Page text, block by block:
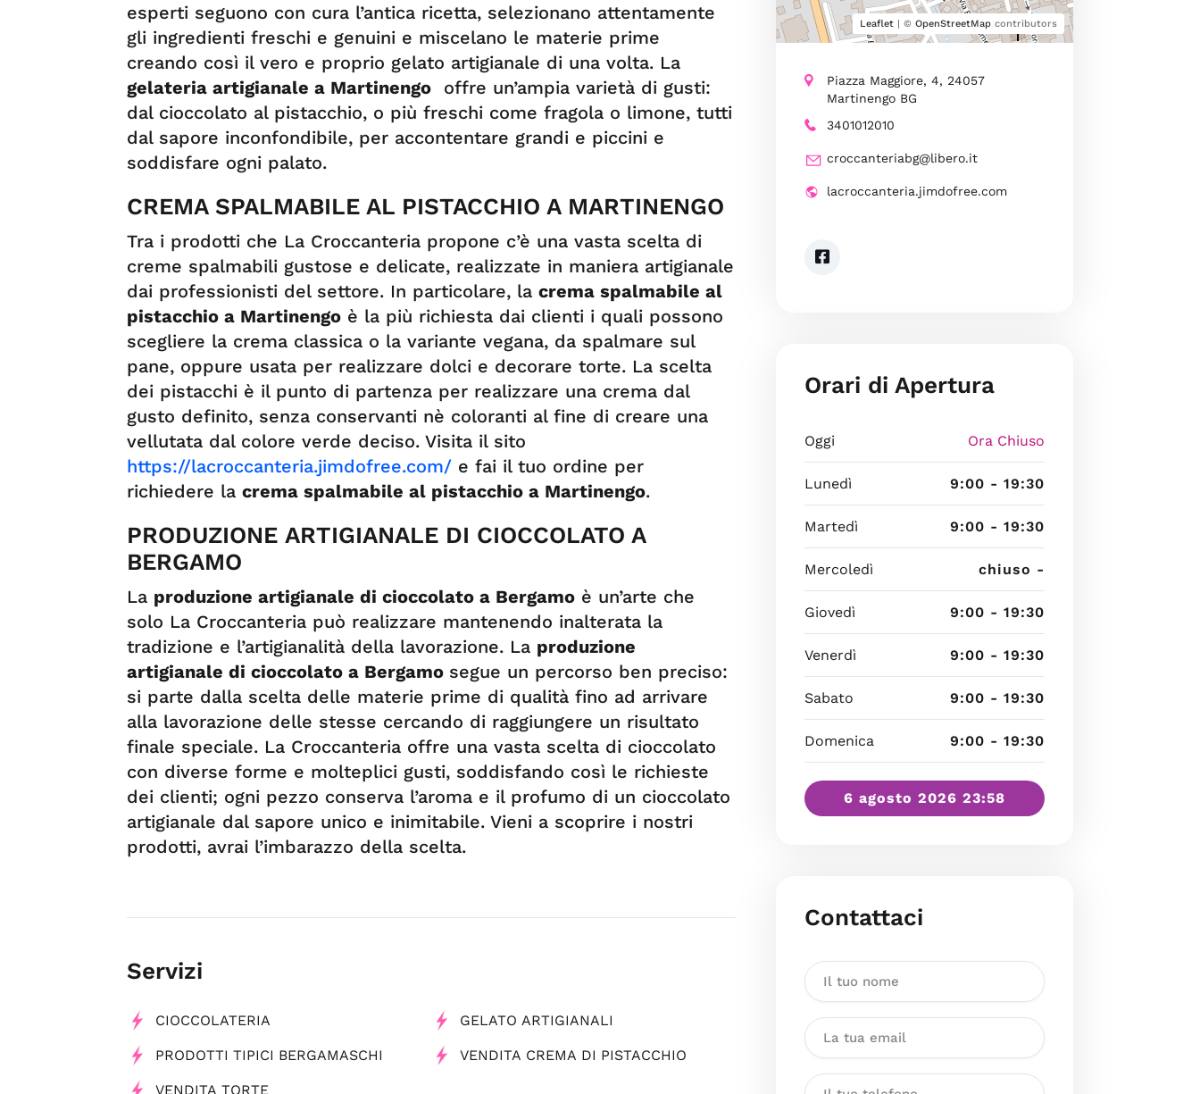
esperti seguono con cura l’antica ricetta, selezionano attentamente
gli ingredienti freschi e genuini e miscelano le materie prime
creando così il vero e proprio gelato artigianale di una volta. La
gelateria artigianale a Martinengo offre un’ampia varietà di gusti:
dal cioccolato al pistacchio, o più freschi come fragola o limone, tutti
dal sapore inconfondibile, per accontentare grandi e piccini e
soddisfare ogni palato.
CREMA SPALMABILE AL PISTACCHIO A MARTINENGO
Tra i prodotti che La Croccanteria propone c’è una vasta scelta di
creme spalmabili gustose e delicate, realizzate in maniera artigianale
dai professionisti del settore. In particolare, la crema spalmabile al
pistacchio a Martinengo è la più richiesta dai clienti i quali possono
scegliere la crema classica o la variante vegana, da spalmare sul
pane, oppure usata per realizzare dolci e decorare torte. La scelta
dei pistacchi è il punto di partenza per realizzare una crema dal
gusto definito, senza conservanti nè coloranti al fine di creare una
vellutata dal colore verde deciso. Visita il sito
https://lacroccanteria.jimdofree.com/ e fai il tuo ordine per
richiedere la crema spalmabile al pistacchio a Martinengo.
PRODUZIONE ARTIGIANALE DI CIOCCOLATO A
BERGAMO
La produzione artigianale di cioccolato a Bergamo è un’arte che
solo La Croccanteria può realizzare mantenendo inalterata la
tradizione e l’artigianalità della lavorazione. La produzione
artigianale di cioccolato a Bergamo segue un percorso ben preciso:
si parte dalla scelta delle materie prime di qualità fino ad arrivare
alla lavorazione delle stesse cercando di raggiungere un risultato
finale speciale. La Croccanteria offre una vasta scelta di cioccolato
con diverse forme e molteplici gusti, soddisfando così le richieste
dei clienti; ogni pezzo conserva l’aroma e il profumo di un cioccolato
artigianale dal sapore unico e inimitabile. Vieni a scoprire i nostri
prodotti, avrai l’imbarazzo della scelta.
Servizi
CIOCCOLATERIA GELATO ARTIGIANALI
PRODOTTI TIPICI BERGAMASCHI VENDITA CREMA DI PISTACCHIO
VENDITA TORTE
Leaflet| © OpenStreetMapcontributors
Piazza Maggiore, 4, 24057
Martinengo BG
3401012010
croccanteriabg@libero.it
lacroccanteria.jimdofree.com
Orari di Apertura
Oggi Ora Chiuso
Lunedì 9:00 - 19:30
Martedì 9:00 - 19:30
Mercoledì chiuso -
Giovedì 9:00 - 19:30
Venerdì 9:00 - 19:30
Sabato 9:00 - 19:30
Domenica 9:00 - 19:30
6 agosto 2026 23:58
Contattaci